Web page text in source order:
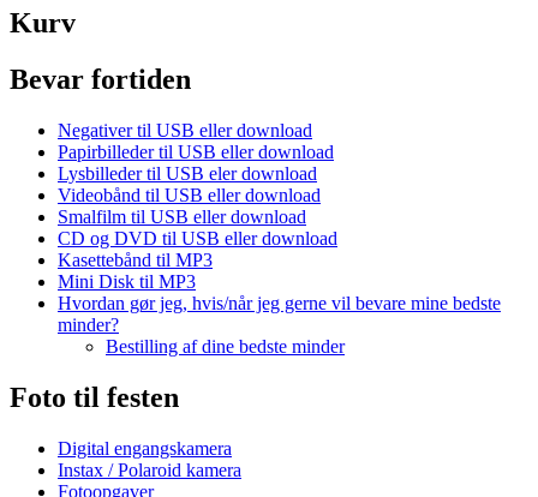
Kurv
Bevar fortiden
Negativer til USB eller download
Papirbilleder til USB eller download
Lysbilleder til USB eler download
Videobånd til USB eller download
Smalfilm til USB eller download
CD og DVD til USB eller download
Kasettebånd til MP3
Mini Disk til MP3
Hvordan gør jeg, hvis/når jeg gerne vil bevare mine bedste
minder?
Bestilling af dine bedste minder
Foto til festen
Digital engangskamera
Instax / Polaroid kamera
Fotoopgaver